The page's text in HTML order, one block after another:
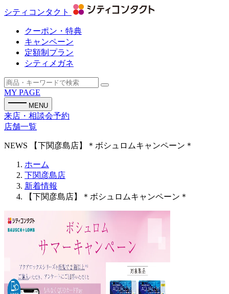
シティコンタクト
クーポン・特典
キャンペーン
定額制プラン
シティメガネ
MY PAGE
MENU
来店・相談会予約
店舗一覧
NEWS 【下関彦島店】＊ボシュロムキャンペーン＊
ホーム
下関彦島店
新着情報
【下関彦島店】＊ボシュロムキャンペーン＊